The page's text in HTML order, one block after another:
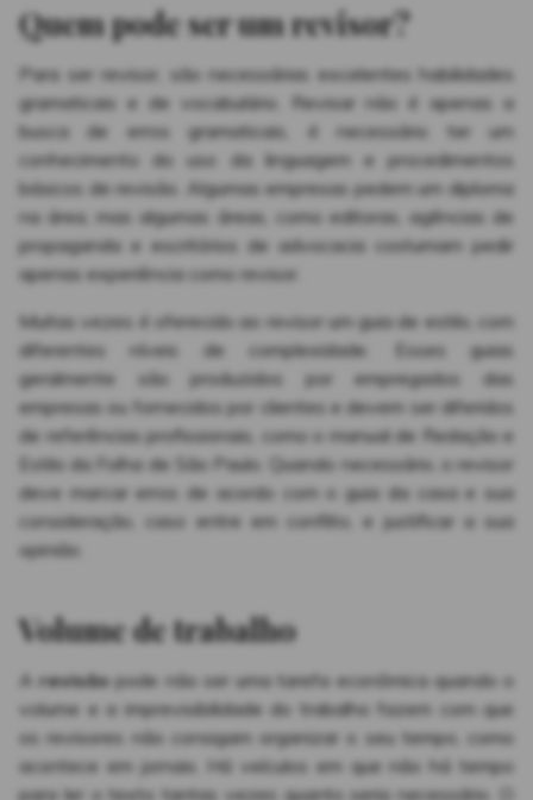
Quem pode ser um revisor?
Para ser revisor, são necessárias excelentes habilidades
gramaticais e de vocabulário. Revisar não é apenas a
busca de erros gramaticais, é necessário ter um
conhecimento do uso da linguagem e procedimentos
básicos de revisão. Algumas empresas pedem um diploma
na área, mas algumas áreas, como editoras, agências de
propaganda e escritórios de advocacia costumam pedir
apenas experiência como revisor.
Muitas vezes é oferecido ao revisor um guia de estilo, com
diferentes níveis de complexidade. Esses guias
geralmente são produzidos por empregados das
empresas ou fornecidos por clientes e devem ser diferidos
de referências profissionais, como o manual de Redação e
Estilo da Folha de São Paulo. Quando necessário, o revisor
deve marcar erros de acordo com o guia da casa e sua
consideração, caso entre em conflito, e justificar a sua
opinião.
Volume de trabalho
Arevisãopode não ser uma tarefa econômica quando o
volume e a imprevisibilidade do trabalho fazem com que
os revisores não consigam organizar o seu tempo, como
acontece em jornais. Há veículos em que não há tempo
para ler o texto tantas vezes quanto seria necessário. O